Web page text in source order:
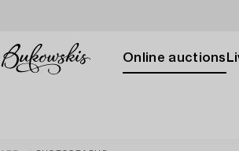
Online auctions